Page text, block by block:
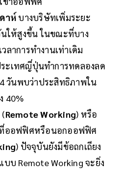
าห์ บางบริษัทเพิ่มระยะ
นให้สูงขึ้น ในขณะที่บาง
าการทำงานเท่าเดิม
ะเทศญี่ปุ่นทำการทดลองลด
วันพบว่าประสิทธิภาพใน
40%
Remote Working) หรือ
ที่ออฟฟิศหรือนอกออฟฟิศ
) ปัจจุบันยังมีข้อถกเถียง
บ Remote Working จะยิ่ง